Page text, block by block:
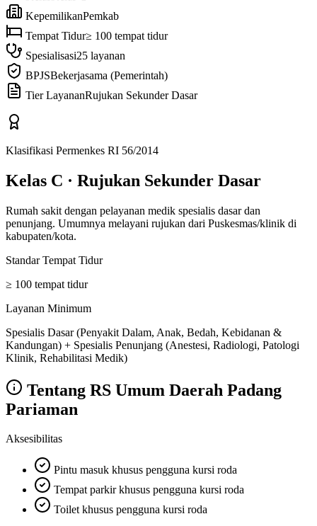
KepemilikanPemkab
Tempat Tidur≥ 100 tempat tidur
Spesialisasi25 layanan
BPJSBekerjasama (Pemerintah)
Tier LayananRujukan Sekunder Dasar
Klasifikasi Permenkes RI 56/2014
Kelas C · Rujukan Sekunder Dasar
Rumah sakit dengan pelayanan medik spesialis dasar dan
penunjang. Umumnya melayani rujukan dari Puskesmas/klinik di
kabupaten/kota.
Standar Tempat Tidur
≥ 100 tempat tidur
Layanan Minimum
Spesialis Dasar (Penyakit Dalam, Anak, Bedah, Kebidanan &
Kandungan) + Spesialis Penunjang (Anestesi, Radiologi, Patologi
Klinik, Rehabilitasi Medik)
Tentang RS Umum Daerah Padang
Pariaman
Aksesibilitas
Pintu masuk khusus pengguna kursi roda
Tempat parkir khusus pengguna kursi roda
Toilet khusus pengguna kursi roda